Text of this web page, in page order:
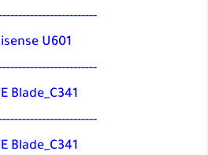
U601
Blade_C341
Blade_C341